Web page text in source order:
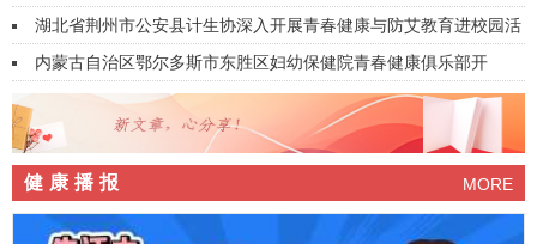
化品牌湖北省荆州市公安县计生协深入开展青春健康与防艾教育进校园活
动
内蒙古自治区鄂尔多斯市东胜区妇幼保健院青春健康俱乐部开
展“红丝带护健康，共筑无艾防线”活动
健康播报 MORE